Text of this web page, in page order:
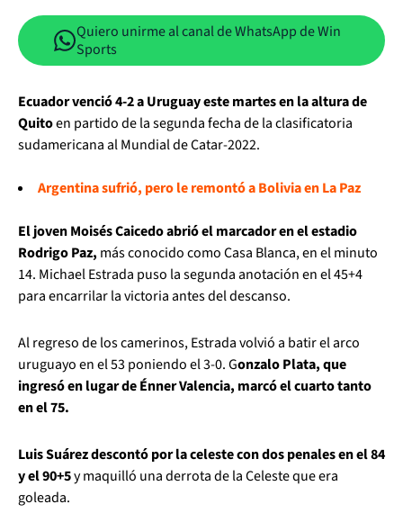
Quiero unirme al canal de WhatsApp de Win
Sports
Ecuador venció 4-2 a Uruguay este martes en la altura de
Quitoen partido de la segunda fecha de la clasificatoria
sudamericana al Mundial de Catar-2022.
Argentina sufrió, pero le remontó a Bolivia en La Paz
El joven Moisés Caicedo abrió el marcador en el estadio
Rodrigo Paz, más conocido como Casa Blanca, en el minuto
14. Michael Estrada puso la segunda anotación en el 45+4
para encarrilar la victoria antes del descanso.
Al regreso de los camerinos, Estrada volvió a batir el arco
uruguayo en el 53 poniendo el 3-0. Gonzalo Plata, que
ingresó en lugar de Énner Valencia, marcó el cuarto tanto
en el 75.
Luis Suárez descontó por la celeste con dos penales en el 84
y el 90+5y maquilló una derrota de la Celeste que era
goleada.